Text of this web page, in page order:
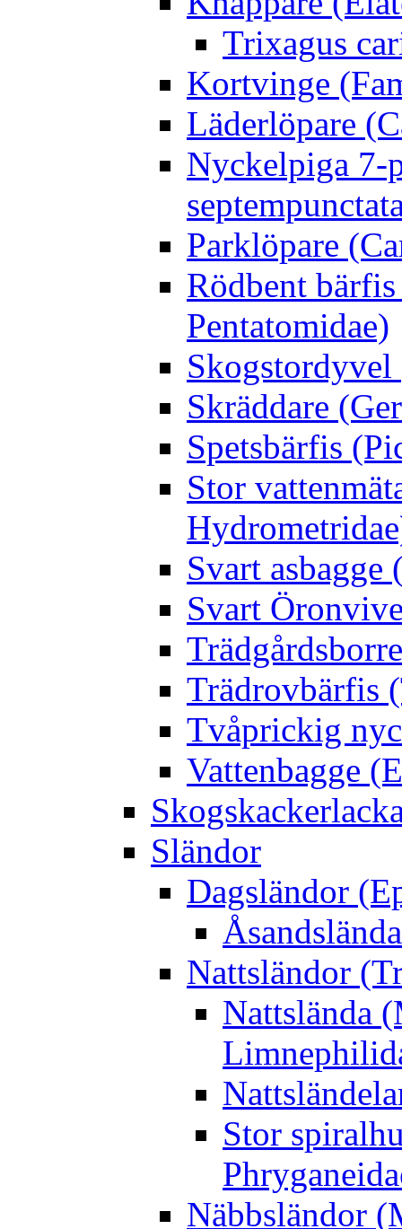
Trixagus
Kortvinge
Läderlöpare
Nyckelpiga 7-
Parklöpare
Rödbent
Pentatomidae)
Skogstordyvel
Skräddare
Spetsbärfis
Stor
Svart
Svart
Trädrovbärfis
Tvåprickig
Vattenbagge
Sländor
Dagsländor
Nattsländor
Nattslända
Stor
Näbbsländor